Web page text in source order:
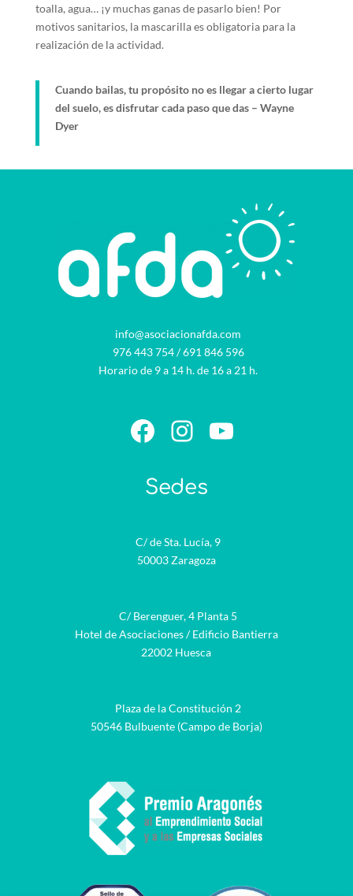
toalla, agua… ¡y muchas ganas de pasarlo bien! Por
motivos sanitarios, la mascarilla es obligatoria para la
realización de la actividad.
Cuando bailas, tu propósito no es llegar a cierto lugar
del suelo, es disfrutar cada paso que das – Wayne
Dyer
info@asociacionafda.com
976 443 754/691 846 596
Horario de 9 a 14 h. de 16 a 21 h.
Facebook
Instagram
YouTube
Sedes
C/ de Sta. Lucía, 9
50003 Zaragoza
C/ Berenguer, 4 Planta 5
Hotel de Asociaciones / Edificio Bantierra
22002 Huesca
Plaza de la Constitución 2
50546 Bulbuente (Campo de Borja)